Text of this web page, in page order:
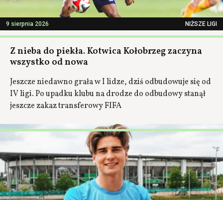
9 sierpnia 2026 NIŻSZE LIGI
Z nieba do piekła. Kotwica Kołobrzeg zaczyna
wszystko od nowa
Jeszcze niedawno grała w I lidze, dziś odbudowuje się od
IV ligi. Po upadku klubu na drodze do odbudowy stanął
jeszcze zakaz transferowy FIFA